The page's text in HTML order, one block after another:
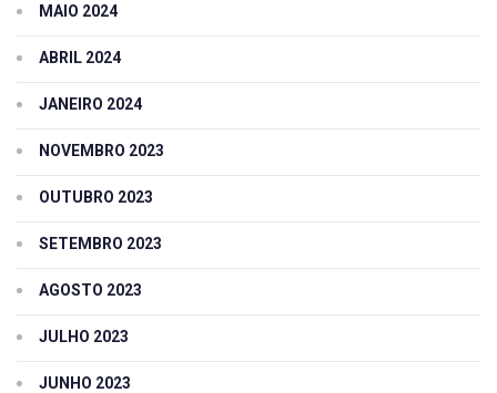
MAIO 2024
ABRIL 2024
JANEIRO 2024
NOVEMBRO 2023
OUTUBRO 2023
SETEMBRO 2023
AGOSTO 2023
JULHO 2023
JUNHO 2023